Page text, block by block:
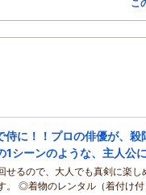
こ
侍に！！プロの俳優が、
1シーンのような、主人公
せるので、大人でも真剣に楽
。 ◎着物のレンタル（着付け